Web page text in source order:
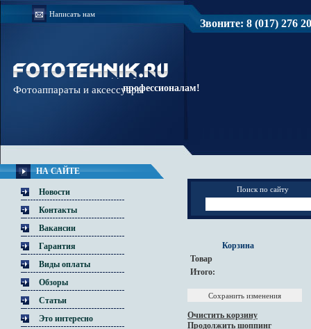
Написать нам
Звоните: 8 (017) 276
Доверяйте
профессионалам!
Фотоаппараты и аксессуары
НА САЙТЕ
Новости
Контакты
Вакансии
Гарантия
Виды оплаты
Обзоры
Статьи
Это интересно
Поиск по сайту
Корзина
Товар
Итого:
Очистить корзину
Продолжить шоппинг